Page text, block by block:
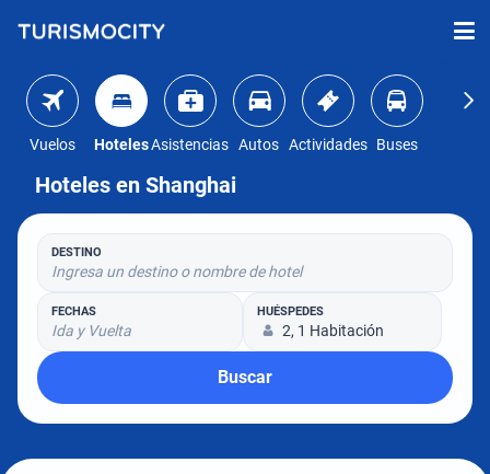
Vuelos HotelesAsistencias Autos Actividades Buses
Hoteles en Shanghai
DESTINO
Ingresa un destino o nombre de hotel
FECHAS
Ida y Vuelta
HUÉSPEDES
2, 1 Habitación
Buscar